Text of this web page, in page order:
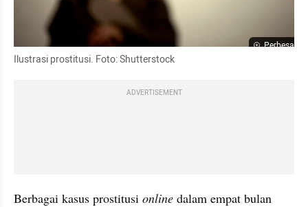
Perbesar
Ilustrasi prostitusi. Foto: Shutterstock
ADVERTISEMENT
Berbagai kasus prostitusi online dalam empat bulan